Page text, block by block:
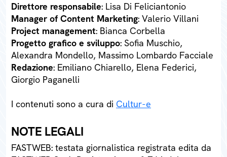
Direttore responsabile: Lisa Di Feliciantonio
Manager of Content Marketing: Valerio Villani
Project management: Bianca Corbella
Progetto grafico e sviluppo: Sofia Muschio,
Alexandra Mondello, Massimo Lombardo Facciale
Redazione: Emiliano Chiarello, Elena Federici,
Giorgio Paganelli
I contenuti sono a cura di Cultur-e
NOTE LEGALI
FASTWEB: testata giornalistica registrata edita da